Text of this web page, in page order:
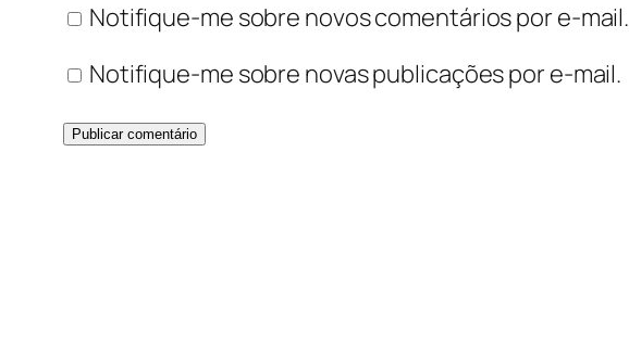
Notifique-me sobre novos comentários por e-mail.
Notifique-me sobre novas publicações por e-mail.